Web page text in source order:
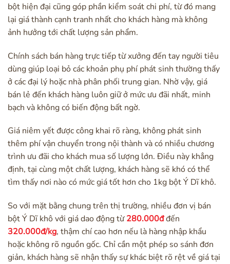
bột hiện đại cũng góp phần kiểm soát chi phí, từ đó mang
lại giá thành cạnh tranh nhất cho khách hàng mà không
ảnh hưởng tới chất lượng sản phẩm.
Chính sách bán hàng trực tiếp từ xưởng đến tay người tiêu
dùng giúp loại bỏ các khoản phụ phí phát sinh thường thấy
ở các đại lý hoặc nhà phân phối trung gian. Nhờ vậy, giá
bán lẻ đến khách hàng luôn giữ ở mức ưu đãi nhất, minh
bạch và không có biến động bất ngờ.
Giá niêm yết được công khai rõ ràng, không phát sinh
thêm phí vận chuyển trong nội thành và có nhiều chương
trình ưu đãi cho khách mua số lượng lớn. Điều này khẳng
định, tại cùng một chất lượng, khách hàng sẽ khó có thể
tìm thấy nơi nào có mức giá tốt hơn cho 1kg bột Ý Dĩ khô.
So với mặt bằng chung trên thị trường, nhiều đơn vị bán
bột Ý Dĩ khô với giá dao động từ280.000đđến
320.000đ/kg, thậm chí cao hơn nếu là hàng nhập khẩu
hoặc không rõ nguồn gốc. Chỉ cần một phép so sánh đơn
giản, khách hàng sẽ nhận thấy sự khác biệt rõ rệt về giá tại